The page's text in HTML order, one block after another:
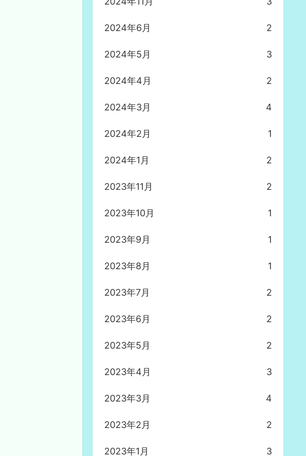
2024年6月 2
2024年5月 3
2024年4月 2
2024年3月 4
2024年2月 1
2024年1月 2
2023年11月 2
2023年10月 1
2023年9月 1
2023年8月 1
2023年7月 2
2023年6月 2
2023年5月 2
2023年4月 3
2023年3月 4
2023年2月 2
2023年1月 3